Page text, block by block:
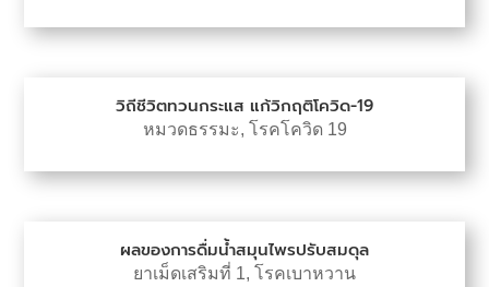
วิถีชีวิตทวนกระแส แก้วิกฤติโควิด-19
หมวดธรรมะ, โรคโควิด 19
ผลของการดื่มน้ำสมุนไพรปรับสมดุล
ยาเม็ดเสริมที่ 1, โรคเบาหวาน